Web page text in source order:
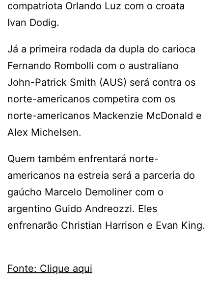
compatriota Orlando Luz com o croata
Ivan Dodig.
Já a primeira rodada da dupla do carioca
Fernando Rombolli com o australiano
John-Patrick Smith (AUS) será contra os
norte-americanos competira com os
norte-americanos Mackenzie McDonald e
Alex Michelsen.
Quem também enfrentará norte-
americanos na estreia será a parceria do
gaúcho Marcelo Demoliner com o
argentino Guido Andreozzi. Eles
enfrenarão Christian Harrison e Evan King.
Fonte: Clique aqui